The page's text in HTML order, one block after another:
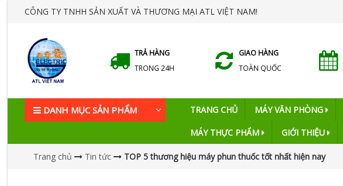
CÔNG TY TNHH SẢN XUẤT VÀ THƯƠNG MẠI ATL VIỆT NAM!
TRẢ HÀNG
TRONG 24H
GIAO HÀNG
TOÀN QUỐC
DANH MỤC SẢN PHẨM TRANG CHỦ MÁY VĂN PHÒNG
MÁY THỰC PHẨM GIỚI THIỆU
Trang chủ Tin tức TOP 5 thương hiệu máy phun thuốc tốt nhất hiện nay